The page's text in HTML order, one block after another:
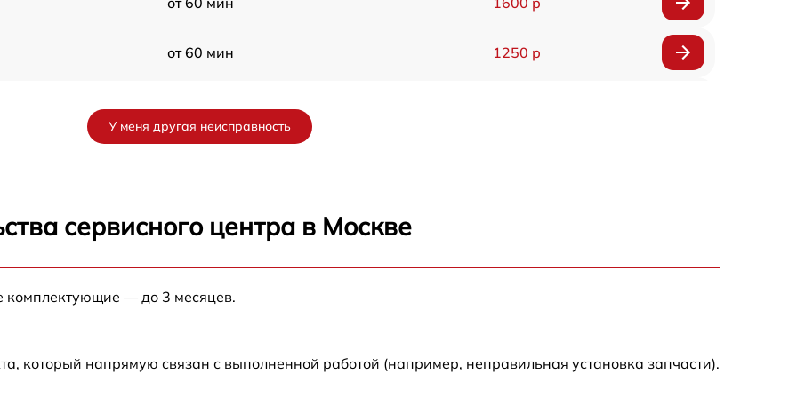
от 60 мин 1250 р
от 60 мин
У меня другая неисправность
сервисного центра в Москве
комплектующие — до 3 месяцев.
который напрямую связан с выполненной работой (например, неправильная установка запчасти).